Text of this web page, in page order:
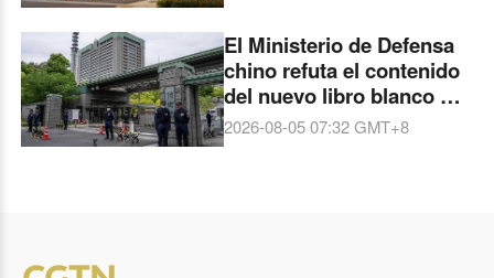
El Ministerio de Defensa
chino refuta el contenido
del nuevo libro blanco de
defensa japonés
2026-08-05 07:32GMT+8